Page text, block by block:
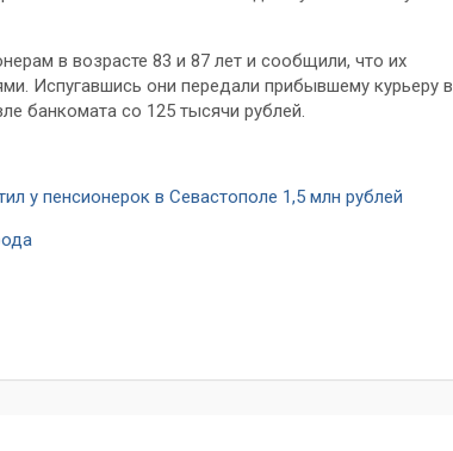
в возрасте 83 и 87 лет и сообщили, что их
Испугавшись они передали прибывшему курьеру в
банкомата со 125 тысячи рублей.
у пенсионерок в Севастополе 1,5 млн рублей